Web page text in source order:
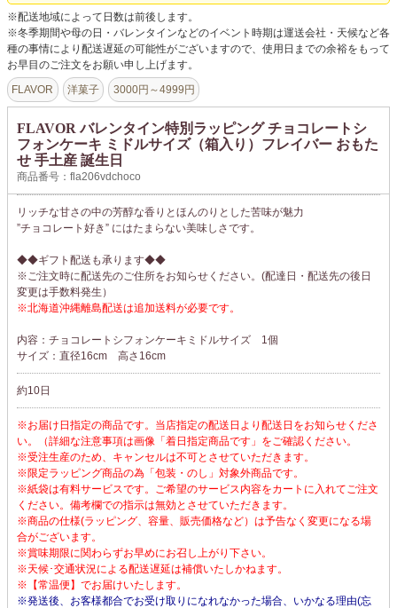
※配送地域によって日数は前後します。
※冬季期間や母の日・バレンタインなどのイベント時期は運送会社・天候など各
種の事情により配送遅延の可能性がございますので、使用日までの余裕をもって
お早目のご注文をお願い申し上げます。
FLAVOR 洋菓子 3000円～4999円
FLAVOR バレンタイン特別ラッピング チョコレートシ
フォンケーキ ミドルサイズ（箱入り）フレイバー おもた
せ 手土産 誕生日
商品番号：fla206vdchoco
リッチな甘さの中の芳醇な香りとほんのりとした苦味が魅力
”チョコレート好き” にはたまらない美味しさです。
◆◆ギフト配送も承ります◆◆
※ご注文時に配送先のご住所をお知らせください。(配達日・配送先の後日
変更は手数料発生）
※北海道沖縄離島配送は追加送料が必要です。
内容：チョコレートシフォンケーキミドルサイズ 1個
サイズ：直径16cm 高さ16cm
約10日
※お届け日指定の商品です。当店指定の配送日より配送日をお知らせくださ
い。（詳細な注意事項は画像「着日指定商品です」をご確認ください。
※受注生産のため、キャンセルは不可とさせていただきます。
※限定ラッピング商品の為「包装・のし」対象外商品です。
※紙袋は有料サービスです。ご希望のサービス内容をカートに入れてご注文
ください。備考欄での指示は無効とさせていただきます。
※商品の仕様(ラッピング、容量、販売価格など）は予告なく変更になる場
合がございます。
※賞味期限に関わらずお早めにお召し上がり下さい。
※天候･交通状況による配送遅延は補償いたしかねます。
※【常温便】でお届けいたします。
※発送後、お客様都合でお受け取りになれなかった場合、いかなる理由(忘